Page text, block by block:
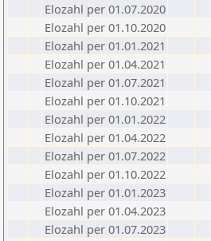
Elozahl per 01.07.2020
Elozahl per 01.10.2020
Elozahl per 01.01.2021
Elozahl per 01.04.2021
Elozahl per 01.07.2021
Elozahl per 01.10.2021
Elozahl per 01.01.2022
Elozahl per 01.04.2022
Elozahl per 01.07.2022
Elozahl per 01.10.2022
Elozahl per 01.01.2023
Elozahl per 01.04.2023
Elozahl per 01.07.2023